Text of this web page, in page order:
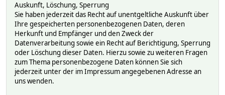
Auskunft, Löschung, Sperrung
Sie haben jederzeit das Recht auf unentgeltliche Auskunft über
Ihre gespeicherten personenbezogenen Daten, deren
Herkunft und Empfänger und den Zweck der
Datenverarbeitung sowie ein Recht auf Berichtigung, Sperrung
oder Löschung dieser Daten. Hierzu sowie zu weiteren Fragen
zum Thema personenbezogene Daten können Sie sich
jederzeit unter der im Impressum angegebenen Adresse an
uns wenden.